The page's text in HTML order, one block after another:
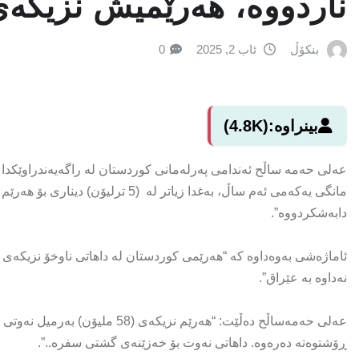
بنکۆڵ ئاب 2, 2025 0
بینراوە:(4.8K)
عه‌لی‌ حه‌مه‌ ساڵح ئه‌ندامی‌ په‌رله‌مانی‌ كوردستان له‌
مانگی یه‌كه‌می ئه‌م ساڵ، به‌غدا
دابه‌شكردووه‌”.
نه‌داوه‌ به‌ عێراق”.
عه‌لی‌ حه‌مه‌ساڵح ده‌ڵێت: “هه‌رێم
ڕۆشتوه‌ته‌ ده‌ره‌وه‌. داهاتی نه‌وت بۆ خه‌زێنه‌ی گشتی سفره‌..”.